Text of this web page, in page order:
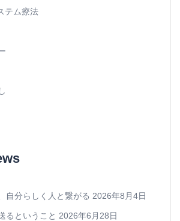
テム療法
自分らしく人と繋がる 2026年8月4日
るということ 2026年6月28日